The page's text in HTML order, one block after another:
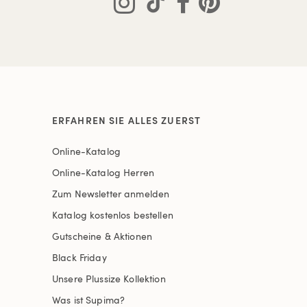
ERFAHREN SIE ALLES ZUERST
Online-Katalog
Online-Katalog Herren
Zum Newsletter anmelden
Katalog kostenlos bestellen
Gutscheine & Aktionen
Black Friday
Unsere Plussize Kollektion
Was ist Supima?